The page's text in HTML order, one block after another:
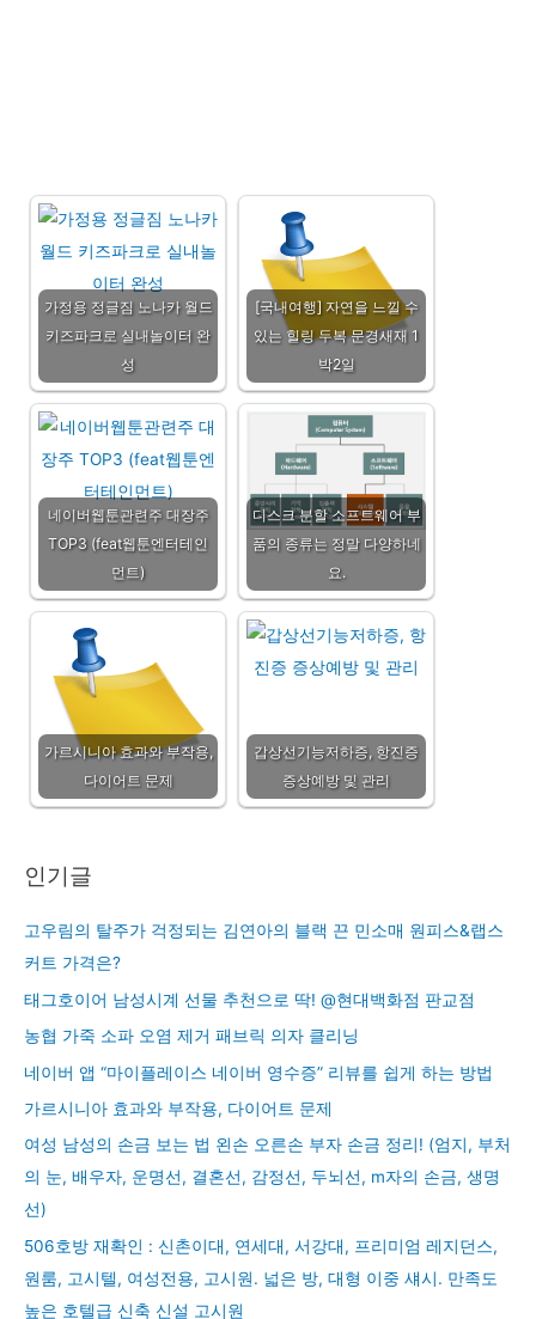
가정용 정글짐 노나카 월드
키즈파크로 실내놀이터 완
성
[국내여행] 자연을 느낄 수
있는 힐링 두복 문경새재 1
박2일
네이버웹툰관련주 대장주
TOP3 (feat웹툰엔터테인
먼트)
디스크 분할 소프트웨어 부
품의 종류는 정말 다양하네
요.
가르시니아 효과와 부작용,
다이어트 문제
갑상선기능저하증, 항진증
증상예방 및 관리
인기글
고우림의 탈주가 걱정되는 김연아의 블랙 끈 민소매 원피스&랩스
커트 가격은?
태그호이어 남성시계 선물 추천으로 딱! @현대백화점 판교점
농협 가죽 소파 오염 제거 패브릭 의자 클리닝
네이버 앱 “마이플레이스 네이버 영수증” 리뷰를 쉽게 하는 방법
가르시니아 효과와 부작용, 다이어트 문제
여성 남성의 손금 보는 법 왼손 오른손 부자 손금 정리! (엄지, 부처
의 눈, 배우자, 운명선, 결혼선, 감정선, 두뇌선, m자의 손금, 생명
선)
506호방 재확인 : 신촌이대, 연세대, 서강대, 프리미엄 레지던스,
원룸, 고시텔, 여성전용, 고시원. 넓은 방, 대형 이중 섀시. 만족도
높은 호텔급 신축 신설 고시원